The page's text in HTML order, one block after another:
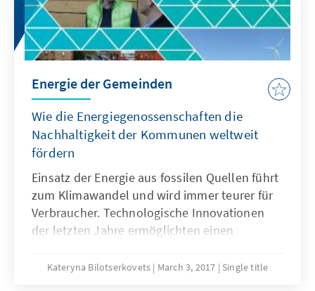
Energie der Gemeinden
Wie die Energiegenossenschaften die
Nachhaltigkeit der Kommunen weltweit
fördern
Einsatz der Energie aus fossilen Quellen führt
zum Klimawandel und wird immer teurer für
Verbraucher. Technologische Innovationen
der letzten Jahre ermöglichten einen
erneuerbaren und konventionellen Energien.
Kateryna Bilotserkovets March 3, 2017 Single title